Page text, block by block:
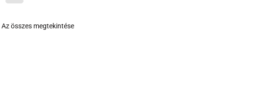
Az összes megtekintése